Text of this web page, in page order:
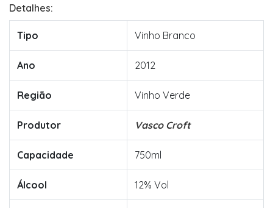
Detalhes:
Tipo Vinho Branco
Ano 2012
Região Vinho Verde
Produtor Vasco Croft
Capacidade 750ml
Álcool 12% Vol